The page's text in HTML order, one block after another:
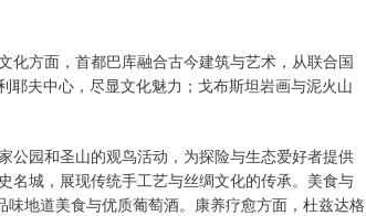
化方面，首都巴库融合古今建筑与艺术，从联合国
耶夫中心，尽显文化魅力；戈布斯坦岩画与泥火山
公园和圣山的观鸟活动，为探险与生态爱好者提供
名城，展现传统手工艺与丝绸文化的传承。美食与
地道美食与优质葡萄酒。康养疗愈方面，杜兹达格